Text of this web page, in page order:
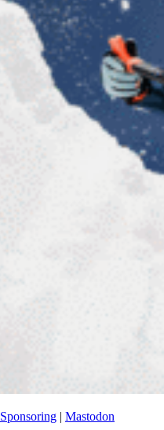
Sponsoring | Mastodon